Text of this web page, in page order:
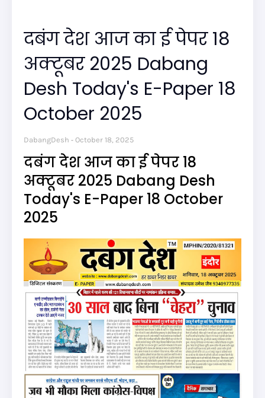
दबंग देश आज का ई पेपर 18
अक्टूबर 2025 Dabang
Desh Today's E-Paper 18
October 2025
DabangDesh October 18, 2025
दबंग देश आज का ई पेपर 18
अक्टूबर 2025 Dabang Desh
Today's E-Paper 18 October
2025